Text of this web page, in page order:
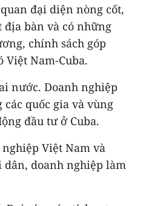
đại diện nòng cốt,
bàn và có những
chính sách góp
Nam-Cuba.
nước. Doanh nghiệp
quốc gia và vùng
đầu tư ở Cuba.
Việt Nam và
doanh nghiệp làm